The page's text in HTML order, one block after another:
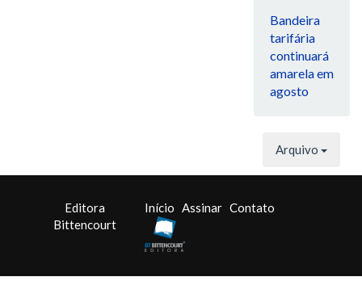
Bandeira
tarifária
continuará
amarela em
agosto
Arquivo
Editora
Bittencourt
Início Assinar Contato